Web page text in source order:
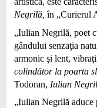
Negrilă, în „Curierul
„Iulian Negrilă, poet
gândului senzaţia
armonic şi lent,
colindător la poarta
Todoran, Iulian
„Iulian Negrilă aduce